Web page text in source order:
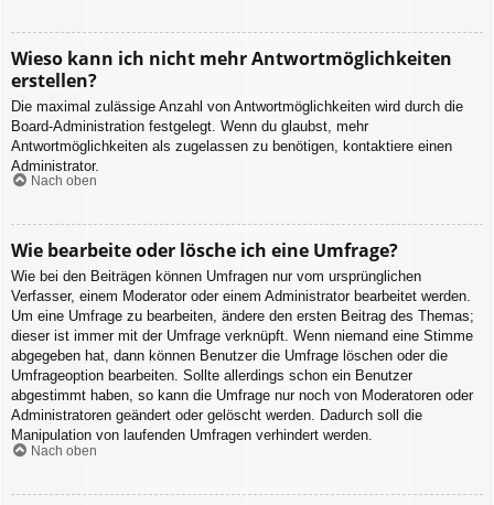
Wieso kann ich nicht mehr Antwortmöglichkeiten
erstellen?
Die maximal zulässige Anzahl von Antwortmöglichkeiten wird durch die
Board-Administration festgelegt. Wenn du glaubst, mehr
Antwortmöglichkeiten als zugelassen zu benötigen, kontaktiere einen
Administrator.
Nach oben
Wie bearbeite oder lösche ich eine Umfrage?
Wie bei den Beiträgen können Umfragen nur vom ursprünglichen
Verfasser, einem Moderator oder einem Administrator bearbeitet werden.
Um eine Umfrage zu bearbeiten, ändere den ersten Beitrag des Themas;
dieser ist immer mit der Umfrage verknüpft. Wenn niemand eine Stimme
abgegeben hat, dann können Benutzer die Umfrage löschen oder die
Umfrageoption bearbeiten. Sollte allerdings schon ein Benutzer
abgestimmt haben, so kann die Umfrage nur noch von Moderatoren oder
Administratoren geändert oder gelöscht werden. Dadurch soll die
Manipulation von laufenden Umfragen verhindert werden.
Nach oben